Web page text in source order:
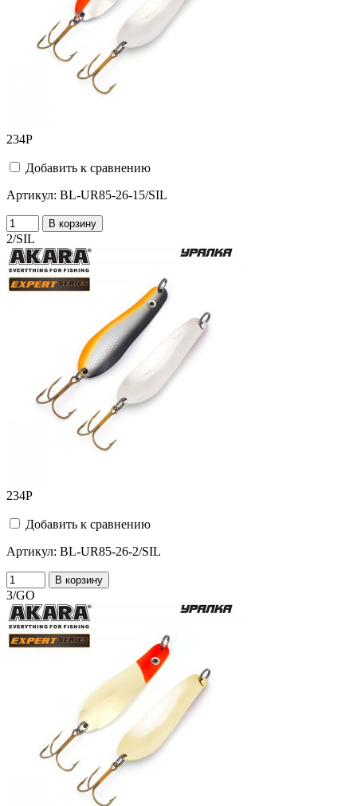
234Р
Добавить к сравнению
Артикул: BL-UR85-26-15/SIL
В корзину
2/SIL
234Р
Добавить к сравнению
Артикул: BL-UR85-26-2/SIL
В корзину
3/GO